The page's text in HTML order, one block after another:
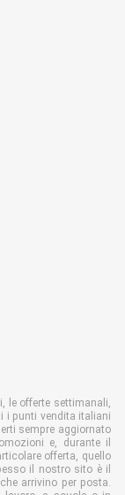
le offerte settimanali,
i punti vendita italiani
sempre aggiornato
e, durante il
offerta, quello
il nostro sito è il
arrivino per posta.